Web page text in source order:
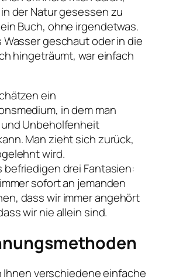
der Natur gesessen zu
Buch, ohne irgendetwas.
Wasser geschaut oder in die
hingeträumt, war einfach
ein
in dem man
Unbeholfenheit
Man zieht sich zurück,
wird.
befriedigen drei Fantasien:
sofort an jemanden
dass wir immer angehört
wir nie allein sind.
Ihnen verschiedene einfache